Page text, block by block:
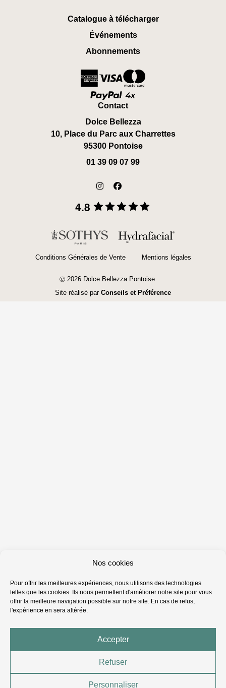
Nos cookies
Pour offrir les meilleures expériences, nous utilisons des technologies
telles que les cookies. Ils nous permettent d'améliorer notre site pour vous
offrir la meilleure navigation possible sur notre site. En cas de refus,
l'expérience en sera altérée.
Accepter
Refuser
Personnaliser
Catalogue à télécharger
Événements
Abonnements
Contact
Dolce Bellezza
10, Place du Parc aux Charrettes
95300 Pontoise
01 39 09 07 99
4.8
Conditions Générales de Vente Mentions légales
Ⓒ 2026 Dolce Bellezza Pontoise
Site réalisé par Conseils et Préférence